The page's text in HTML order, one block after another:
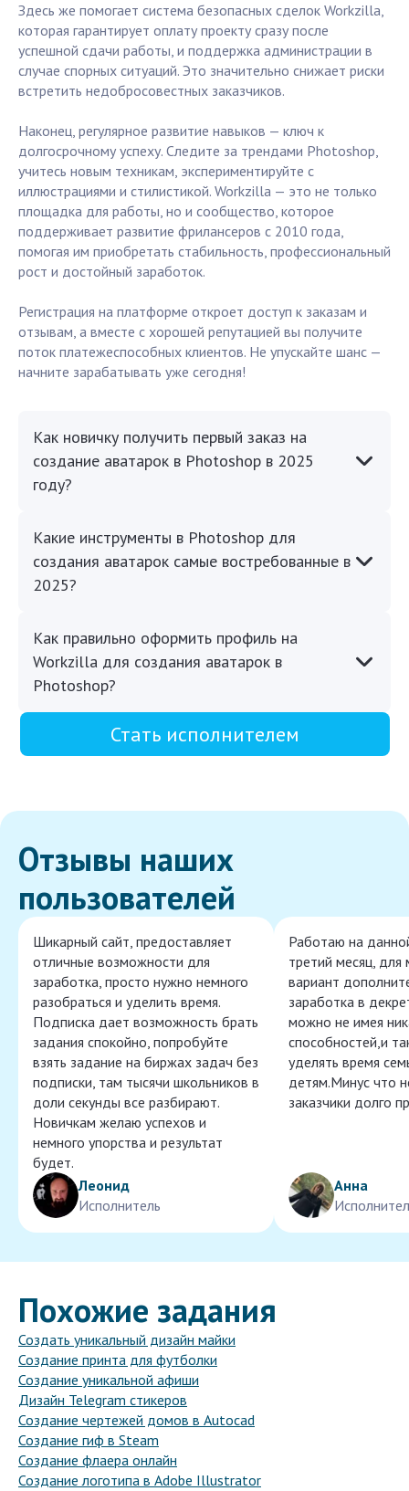
Здесь же помогает система безопасных сделок Workzilla,
которая гарантирует оплату проекту сразу после
успешной сдачи работы, и поддержка администрации в
случае спорных ситуаций. Это значительно снижает риски
встретить недобросовестных заказчиков.
Наконец, регулярное развитие навыков — ключ к
долгосрочному успеху. Следите за трендами Photoshop,
учитесь новым техникам, экспериментируйте с
иллюстрациями и стилистикой. Workzilla — это не только
площадка для работы, но и сообщество, которое
поддерживает развитие фрилансеров с 2010 года,
помогая им приобретать стабильность, профессиональный
рост и достойный заработок.
Регистрация на платформе откроет доступ к заказам и
отзывам, а вместе с хорошей репутацией вы получите
поток платежеспособных клиентов. Не упускайте шанс —
начните зарабатывать уже сегодня!
Как новичку получить первый заказ на
создание аватарок в Photoshop в 2025
году?
Какие инструменты в Photoshop для
создания аватарок самые востребованные в
2025?
Как правильно оформить профиль на
Workzilla для создания аватарок в
Photoshop?
Стать исполнителем
Отзывы наших
пользователей
Шикарный сайт, предоставляет
отличные возможности для
заработка, просто нужно немного
разобраться и уделить время.
Подписка дает возможность брать
задания спокойно, попробуйте
взять задание на биржах задач без
подписки, там тысячи школьников в
доли секунды все разбирают.
Новичкам желаю успехов и
немного упорства и результат
будет.
Леонид
Исполнитель
Работаю на
третий месяц, для
вариант
заработка в
можно не имея
способностей,и
уделять время
детям.Минус что
заказчики долго
Анна
Похожие задания
Создать уникальный дизайн майки
Создание принта для футболки
Создание уникальной афиши
Дизайн Telegram стикеров
Создание чертежей домов в Autocad
Создание гиф в Steam
Создание флаера онлайн
Создание логотипа в Adobe Illustrator